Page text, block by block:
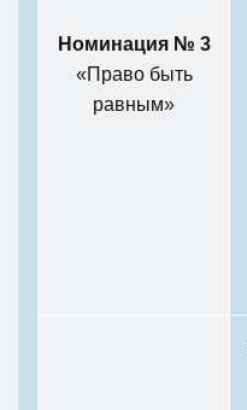
Номинация № 3
«Право быть
равным»